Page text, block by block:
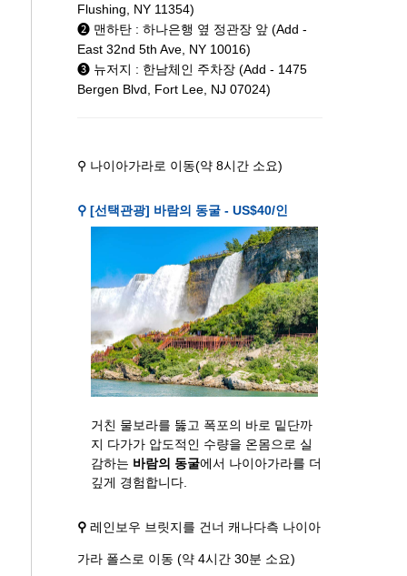
Flushing, NY 11354)
➋ 맨하탄 : 하나은행 옆 정관장 앞 (Add -
East 32nd 5th Ave, NY 10016)
❸ 뉴저지 : 한남체인 주차장 (Add - 1475
Bergen Blvd, Fort Lee, NJ 07024)
⚲ 나이아가라로 이동(약 8시간 소요)
⚲ [선택관광] 바람의 동굴 - US$40/인
거친 물보라를 뚫고 폭포의 바로 밑단까
지 다가가 압도적인 수량을 온몸으로 실
감하는 바람의 동굴에서 나이아가라를 더
깊게 경험합니다.
⚲ 레인보우 브릿지를 건너 캐나다측 나이아
가라 폴스로 이동 (약 4시간 30분 소요)